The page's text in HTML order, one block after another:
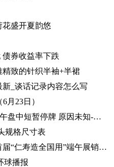
盛开夏韵悠
券收益率下跌
致的针织半袖+半裙
_谈话记录内容怎么写
月23日）
新创建集团(00659)6月23日下午盘中短暂停牌 原因未知-环球热闻
规格尺寸表
从“空手而来”到“满载而归” 首届“仁寿造全国用”端午展销会开幕_全球观天下
球播报